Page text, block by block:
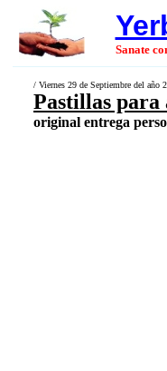
Sanate
/ Viernes 29 de Septiembre del año
Pastillas para
original entrega